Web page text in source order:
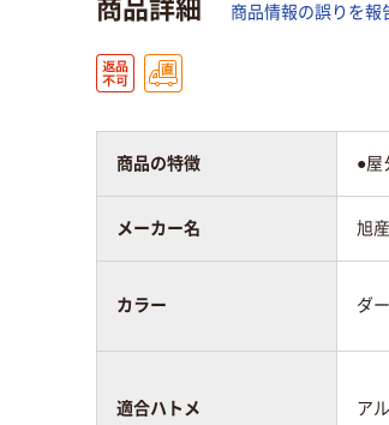
カラーグループ
商品情報の誤りを報
商品の特徴 ●屋
メーカー名 旭
カラー ダ
適合ハトメ ア